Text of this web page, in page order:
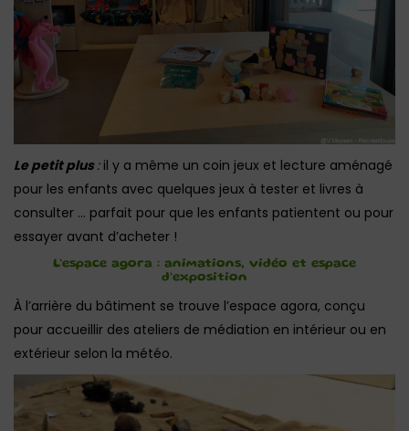
Le petit plus:il y a même un coin jeux et lecture aménagé
pour les enfants avec quelques jeux à tester et livres à
consulter … parfait pour que les enfants patientent ou pour
essayer avant d’acheter !
L’espace agora : animations, vidéo et espace
d’exposition
À l’arrière du bâtiment se trouve l’espace agora, conçu
pour accueillir des ateliers de médiation en intérieur ou en
extérieur selon la météo.